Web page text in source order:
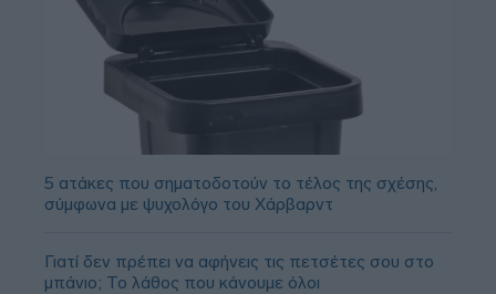
5 ατάκες που σηματοδοτούν το τέλος της σχέσης,
σύμφωνα με ψυχολόγο του Χάρβαρντ
Γιατί δεν πρέπει να αφήνεις τις πετσέτες σου στο
μπάνιο; Το λάθος που κάνουμε όλοι